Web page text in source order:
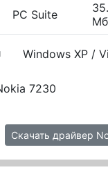
PC Suite
Мб
Windows XP /
7230
Скачать драйвер